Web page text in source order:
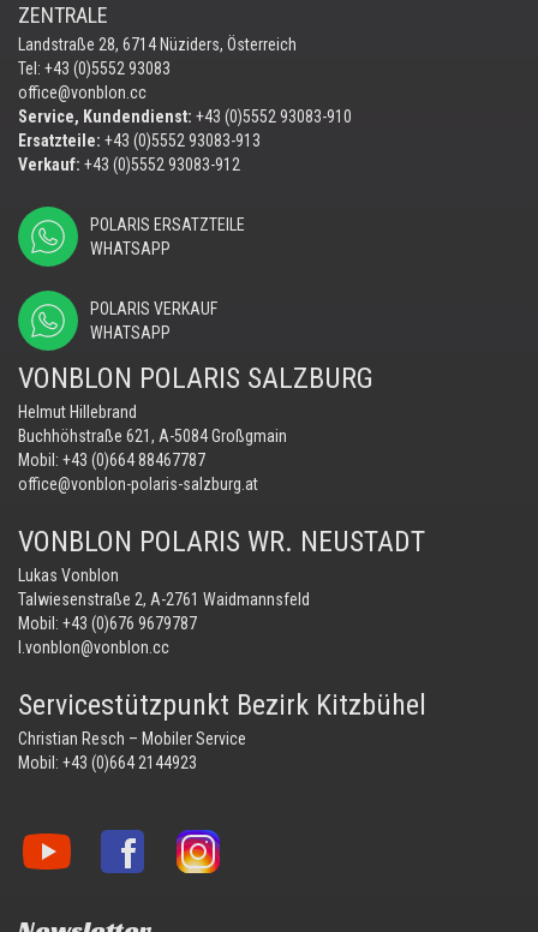
ZENTRALE
Landstraße 28, 6714 Nüziders, Österreich
Tel: +43 (0)5552 93083
office@vonblon.cc
Service, Kundendienst: +43 (0)5552 93083-910
Ersatzteile: +43 (0)5552 93083-913
Verkauf: +43 (0)5552 93083-912
POLARIS ERSATZTEILE
WHATSAPP
POLARIS VERKAUF
WHATSAPP
VONBLON POLARIS SALZBURG
Helmut Hillebrand
Buchhöhstraße 621, A-5084 Großgmain
Mobil: +43 (0)664 88467787
office@vonblon-polaris-salzburg.at
VONBLON POLARIS WR. NEUSTADT
Lukas Vonblon
Talwiesenstraße 2, A-2761 Waidmannsfeld
Mobil: +43 (0)676 9679787
l.vonblon@vonblon.cc
Servicestützpunkt Bezirk Kitzbühel
Christian Resch – Mobiler Service
Mobil: +43 (0)664 2144923
Vonblon
auf
Vonblon
Vonblon
auf